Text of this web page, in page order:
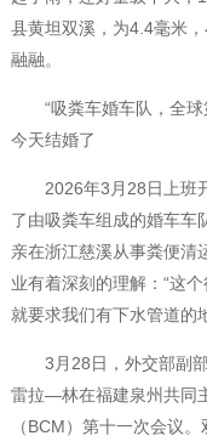
县黄坦双溪，为4.4毫米
融融。
“吸粪车婚车队，全球
今天结婚了
2026年3月28日上班开
了由吸粪车组成的婚车车
亲在浙江慈溪从事粪便清
业有着深刻的理解：“这
就要求我们有下水管道的
3月28日，外交部副部
雷拉—林在福建泉州共同
（BCM）第十一次会议